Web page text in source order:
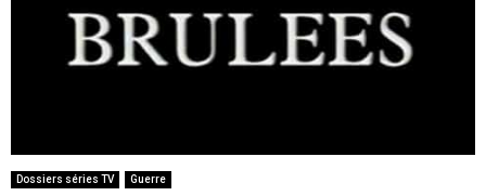
Dossiers séries TV Guerre